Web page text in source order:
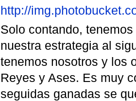
http://
Solo contando,
nuestra estrategia al
tenemos nosotros y los
Reyes y Ases. Es muy
seguidas ganadas se